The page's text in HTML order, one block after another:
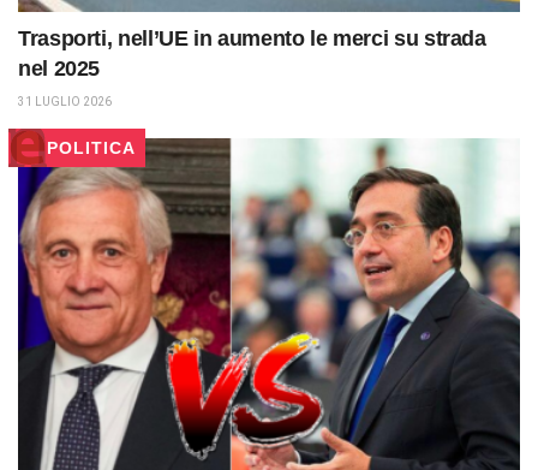
Trasporti, nell’UE in aumento le merci su strada
nel 2025
31 LUGLIO 2026
POLITICA